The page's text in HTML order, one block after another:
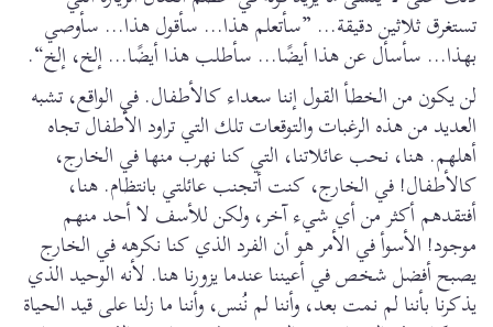
تستغرق ثلاثين دقيقة... ”سأتعلم هذا... سأقول هذا... سأوصي
بهذا... سأسأل عن هذا أيضًا... سأطلب هذا أيضًا... إلخ، إلخ“.
لن يكون من الخطأ القول إننا سعداء كالأطفال. في الواقع، تشبه
العديد من هذه الرغبات والتوقعات تلك التي تراود الأطفال تجاه
أهلهم. هنا، نحب عائلاتنا، التي كنا نهرب منها في الخارج،
كالأطفال! في الخارج، كنت أتجنب عائلتي بانتظام. هنا،
أفتقدهم أكثر من أي شيء آخر، ولكن للأسف لا أحد منهم
موجود! الأسوأ في الأمر هو أن الفرد الذي كنا نكرهه في الخارج
يصبح أفضل شخص في أعيننا عندما يزورنا هنا. لأنه الوحيد الذي
يذكرنا بأننا لم نمت بعد، وأننا لم نُنس، وأننا ما زلنا على قيد الحياة